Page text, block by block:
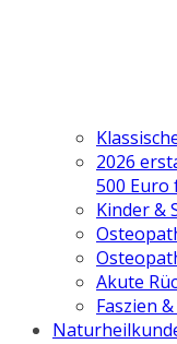
2026
500
Kinder &
Akute
Faszien